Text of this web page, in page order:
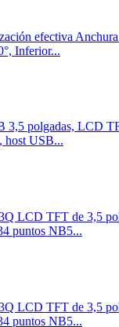
efectiva
Inferior...
polgadas, LCD
host USB...
LCD TFT de 3,5
puntos NB5...
LCD TFT de 3,5
puntos NB5...